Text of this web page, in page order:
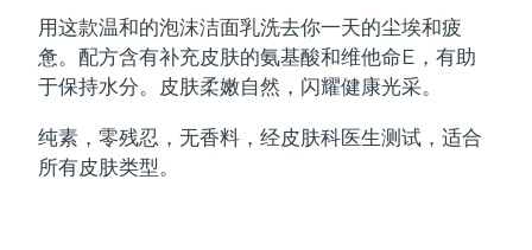
用这款温和的泡沫洁面乳洗去你一天的尘埃和疲
惫。配方含有补充皮肤的氨基酸和维他命E，有助
于保持水分。皮肤柔嫩自然，闪耀健康光采。
纯素，零残忍，无香料，经皮肤科医生测试，适合
所有皮肤类型。
FAQ™产品
All anti-aging treatments
FAQ™产品
All LED treatments
All hair treatments
All FAQ™ skincare
FAQ™ products
All toning treatments
Professional IPL hair removal device
IPL hair removal
Microcurrent body toning
Massaging body brush
痘肌护理
ESPADA™ 2 plus
Recurring acne LED therapy
眼部护理
BEAR™ 2 eyes & lips
Microcurrent line smoothing device
德国 预计送达日期8/8/26
希腊